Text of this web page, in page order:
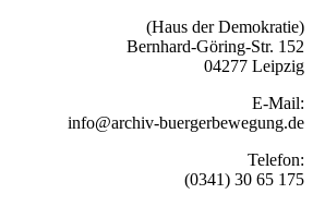
(Haus der Demokratie)
Bernhard-Göring-Str. 152
04277 Leipzig
E-Mail:
info@archiv-buergerbewegung.de
Telefon:
(0341) 30 65 175